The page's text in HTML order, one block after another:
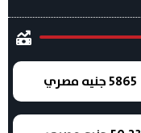
5865 جنيه مصري